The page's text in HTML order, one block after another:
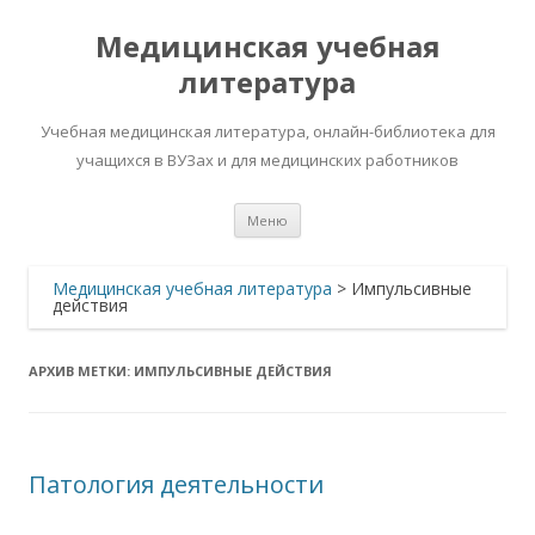
Медицинская учебная
литература
Учебная медицинская литература, онлайн-библиотека для
учащихся в ВУЗах и для медицинских работников
Меню
Медицинская учебная литература > Импульсивные
действия
АРХИВ МЕТКИ: ИМПУЛЬСИВНЫЕ ДЕЙСТВИЯ
Патология деятельности